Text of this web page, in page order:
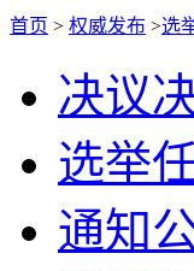
首页 > 权威发布 >选
决议
选举
通知